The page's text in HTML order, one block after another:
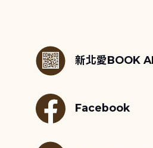
新北愛BOOK
Facebook